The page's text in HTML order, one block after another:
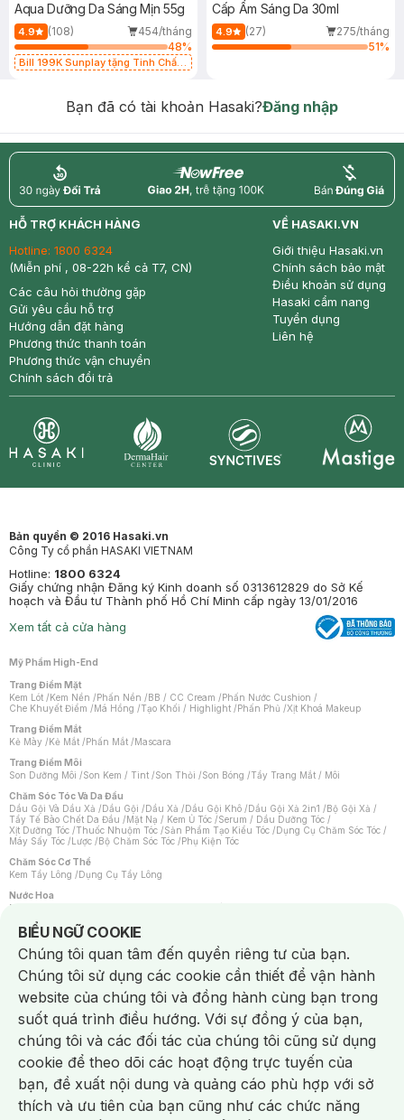
Aqua Dưỡng Da Sáng Mịn 55g
4.9 (108)
454/tháng
48%
Bill 199K Sunplay tặng Tinh Chất
Cấp Ẩm Sáng Da 30ml
4.9 (27)
275/tháng
51%
Bạn đã có tài khoản Hasaki?Đăng nhập
return nowfree price
HỖ TRỢ KHÁCH HÀNG
Hotline: 1800 6324
(Miễn phí , 08-22h kể cả T7, CN)
Các câu hỏi thường gặp
Gửi yêu cầu hỗ trợ
Hướng dẫn đặt hàng
Phương thức thanh toán
Phương thức vận chuyển
Chính sách đổi trả
VỀ HASAKI.VN
Giới thiệu Hasaki.vn
Chính sách bảo mật
Điều khoản sử dụng
Hasaki cẩm nang
Tuyển dụng
Liên hệ
Bản quyền © 2016 Hasaki.vn
Công Ty cổ phần HASAKI VIETNAM
Hotline: 1800 6324
Giấy chứng nhận Đăng ký Kinh doanh số 0313612829 do Sở Kế
hoạch và Đầu tư Thành phố Hồ Chí Minh cấp ngày 13/01/2016
Xem tất cả cửa hàng
Mỹ Phẩm High-End
Trang Điểm Mặt
Kem Lót /Kem Nền /Phấn Nền /BB / CC Cream /Phấn Nước Cushion /
Che Khuyết Điểm /Má Hồng /Tạo Khối / Highlight /Phấn Phủ /Xịt Khoá Makeup
Trang Điểm Mắt
Kẻ Mày /Kẻ Mắt /Phấn Mắt /Mascara
Trang Điểm Môi
Son Dưỡng Môi /Son Kem / Tint /Son Thỏi /Son Bóng /Tẩy Trang Mắt / Môi
Chăm Sóc Tóc Và Da Đầu
Dầu Gội Và Dầu Xả /Dầu Gội /Dầu Xả /Dầu Gội Khô /Dầu Gội Xả 2in1 /Bộ Gội Xả /
Tẩy Tế Bào Chết Da Đầu /Mặt Nạ / Kem Ủ Tóc /Serum / Dầu Dưỡng Tóc /
Xịt Dưỡng Tóc /Thuốc Nhuộm Tóc /Sản Phẩm Tạo Kiểu Tóc /Dụng Cụ Chăm Sóc Tóc /
Máy Sấy Tóc /Lược /Bộ Chăm Sóc Tóc /Phụ Kiện Tóc
Chăm Sóc Cơ Thể
Kem Tẩy Lông /Dụng Cụ Tẩy Lông
Nước Hoa
Nước Hoa Nữ
Chăm Sóc Cá Nhân
Chống Muỗi /Khẩu Trang /Máy Massage/Mặt Nạ Xông Hơi /Nước Rửa Tay/
Sản Phẩm Chăm Sóc Khác /Bàn Chải Đánh Răng /Bàn Chải Điện/
Hỗ Trợ Trắng Răng/Kem Đánh Răng /Máy Tăm Nước/ Nước Súc Miệng/
Tăm / Chỉ Nha Khoa/ Xịt Thơm Miệng / Dung Dịch Vệ Sinh/Dưỡng Vùng Kín/
Khăn Ướt Vệ Sinh Vùng Kín/Băng Vệ Sinh/Tampon/Bọt Cạo Râu /Dao Cạo Râu/
Máy Cạo Râu
Vấn Đề Về Da
Da Dầu / Lỗ Chân Lông To/ Da Khô / Mất Nước/ Da Lão Hóa/ Da Mụn/
Da Nhạy Cảm / Kích Ứng
Da Xỉn Màu Thâm / Nám / Tàn Nhang
Quầng Thâm & Bọng Mắt /Sẹo /Viêm Da Cơ Địa
Dụng Cụ / Phụ Kiện Chăm Sóc Da
Bông Tẩy Trang
Khăn Lau Mặt Khô Dụng Cụ / Máy Rửa Mặt Máy Chăm Sóc Da
Dụng Cụ Chăm Sóc Khác
BIỂU NGỮ COOKIE
Notice about cookies usage
Chúng tôi quan tâm đến quyền riêng tư của bạn.
Chúng tôi sử dụng các cookie cần thiết để vận hành
website của chúng tôi và đồng hành cùng bạn trong
suốt quá trình điều hướng. Với sự đồng ý của bạn,
chúng tôi và các đối tác của chúng tôi cũng sử dụng
cookie để theo dõi các hoạt động trực tuyến của
bạn, đề xuất nội dung và quảng cáo phù hợp với sở
thích và ưu tiên của bạn cũng như các chức năng